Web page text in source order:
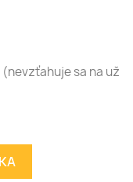
(nevzťahuje sa na už